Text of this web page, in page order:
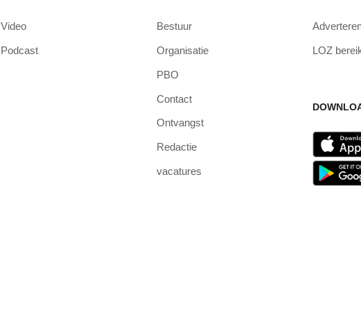
Video
Podcast
Bestuur
Organisatie
PBO
Contact
Ontvangst
Redactie
vacatures
LOZ